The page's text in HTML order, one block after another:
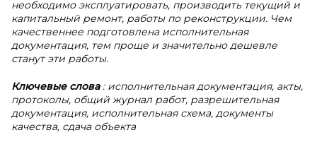
необходимо эксплуатировать, производить текущий и
капитальный ремонт, работы по реконструкции. Чем
качественнее подготовлена исполнительная
документация, тем проще и значительно дешевле
станут эти работы.
Ключевые слова : исполнительная документация, акты,
протоколы, общий журнал работ, разрешительная
документация, исполнительная схема, документы
качества, сдача объекта